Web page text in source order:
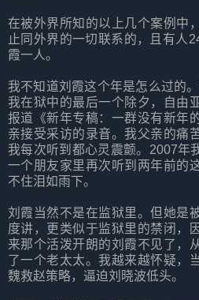
在被外界所知的以上几个案例中
止同外界的一切联系的，且有人
霞一人。
我不知道刘霞这个年是怎么过的
我在狱中的最后一个除夕，自由
报道《新年专稿：一群没有新年
亲接受采访的录音。我父亲的痛
我每次听到都心灵震颤。2007年
一个朋友家里再次听到两年前的
不住泪如雨下。
刘霞当然不是在监狱里。但她是
度讲，更类似于监狱里的禁闭，
来那个活泼开朗的刘霞不见了，
了一个老太太。我越来越怀疑，
魏救赵策略，逼迫刘晓波低头。